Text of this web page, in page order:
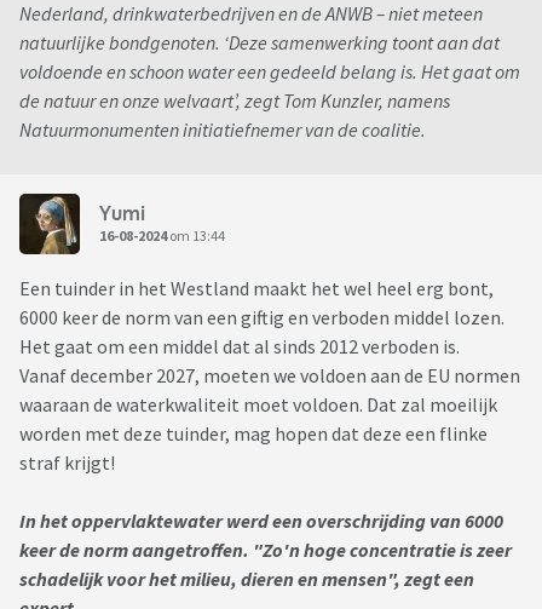
Nederland, drinkwaterbedrijven en de ANWB – niet meteen
natuurlijke bondgenoten. ‘Deze samenwerking toont aan dat
voldoende en schoon water een gedeeld belang is. Het gaat om
de natuur en onze welvaart’, zegt Tom Kunzler, namens
Natuurmonumenten initiatiefnemer van de coalitie.
Yumi
16-08-2024om 13:44
Een tuinder in het Westland maakt het wel heel erg bont,
6000 keer de norm van een giftig en verboden middel lozen.
Het gaat om een middel dat al sinds 2012 verboden is.
Vanaf december 2027, moeten we voldoen aan de EU normen
waaraan de waterkwaliteit moet voldoen. Dat zal moeilijk
worden met deze tuinder, mag hopen dat deze een flinke
straf krijgt!
In het oppervlaktewater werd een overschrijding van 6000
keer de norm aangetroffen. "Zo'n hoge concentratie is zeer
schadelijk voor het milieu, dieren en mensen", zegt een